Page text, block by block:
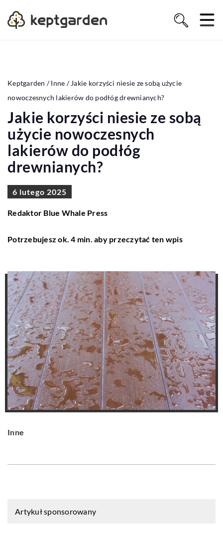
Keptgarden /Inne / Jakie korzyści niesie ze sobą użycie
nowoczesnych lakierów do podłóg drewnianych?
Jakie korzyści niesie ze sobą
użycie nowoczesnych
lakierów do podłóg
drewnianych?
6 lutego 2025
Redaktor Blue Whale Press
Potrzebujesz ok. 4 min. aby przeczytać ten wpis
Inne
Artykuł sponsorowany